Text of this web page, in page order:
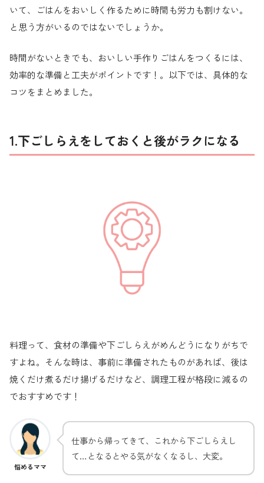
いて、ごはんをおいしく作るために時間も労力も割けない。
と思う方がいるのではないでしょうか。
時間がないときでも、おいしい手作りごはんをつくるには、
効率的な準備と工夫がポイントです！。以下では、具体的な
コツをまとめました。
1.下ごしらえをしておくと後がラクになる
料理って、食材の準備や下ごしらえがめんどうになりがちで
すよね。そんな時は、事前に準備されたものがあれば、後は
焼くだけ煮るだけ揚げるだけなど、調理工程が格段に減るの
でおすすめです！
悩めるママ
仕事から帰ってきて、これから下ごしらえし
て…となるとやる気がなくなるし、大変。